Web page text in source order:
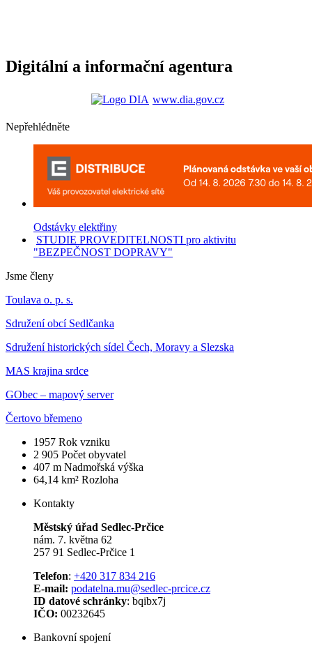
Digitální a informační agentura
www.dia.gov.cz
Nepřehlédněte
Odstávky elektřiny
STUDIE PROVEDITELNOSTI pro aktivitu
"BEZPEČNOST DOPRAVY"
Jsme členy
Toulava o. p. s.
Sdružení obcí Sedlčanka
Sdružení historických sídel Čech, Moravy a Slezska
MAS krajina srdce
GObec – mapový server
Čertovo břemeno
1957 Rok vzniku
2 905 Počet obyvatel
407 m Nadmořská výška
64,14 km² Rozloha
Kontakty
Městský úřad Sedlec-Prčice
nám. 7. května 62
257 91 Sedlec-Prčice 1
Telefon: +420 317 834 216
E-mail: podatelna.mu@sedlec-prcice.cz
ID datové schránky: bqibx7j
IČO: 00232645
Bankovní spojení